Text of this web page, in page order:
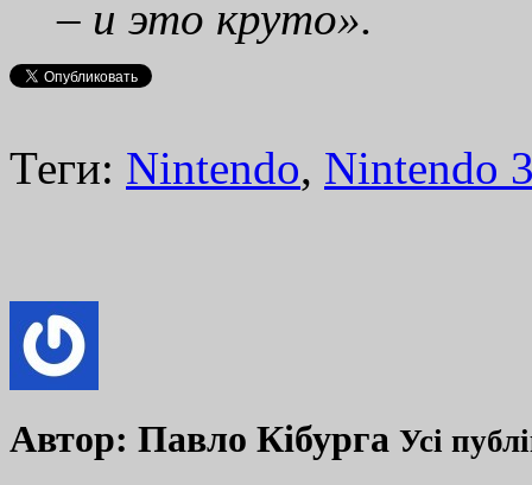
– и это круто».
Теги: Nintendo, Nintendo
Автор: Павло Кібурга Усі